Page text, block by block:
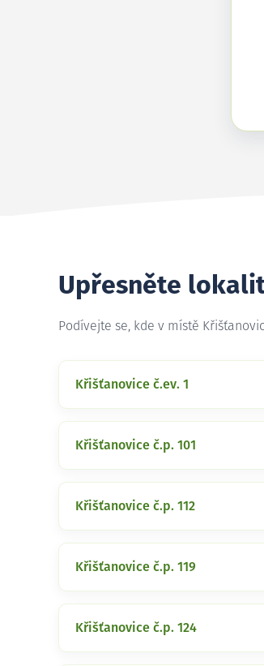
Upřesněte
Podívejte se, kde v místě
Křišťanovice č.ev. 1
Křišťanovice č.p. 101
Křišťanovice č.p. 112
Křišťanovice č.p. 119
Křišťanovice č.p. 124